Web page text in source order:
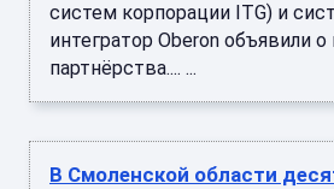
систем корпорации ITG) и
интегратор Oberon объявили о
партнёрства.... ...
В Смоленской области